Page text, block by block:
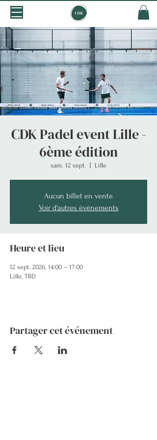
CDK Padel event Lille -
6ème édition
sam. 12 sept. Lille
Aucun billet en vente
Voir d'autres événements
Heure et lieu
12 sept. 2026, 14:00 – 17:00
Lille, TBD
Partager cet événement